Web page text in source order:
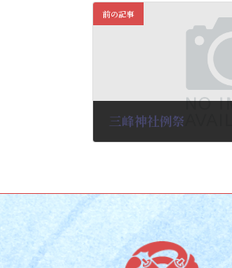
前の記事
三峰神社例祭